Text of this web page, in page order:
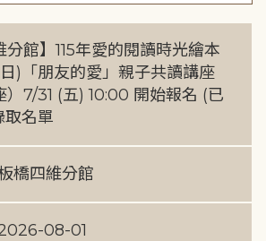
分館】115年愛的閱讀時光繪本
)「朋友的愛」親子共讀講座
）7/31 (五) 10:00 開始報名 (已
名單
橋四維分館
08-01